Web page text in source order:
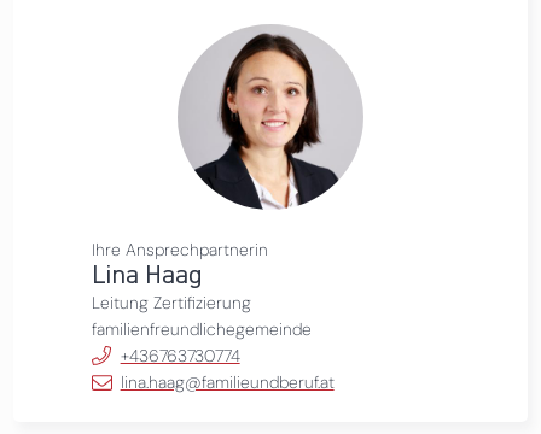
Ihre Ansprechpartnerin
Lina Haag
Leitung Zertifizierung
familienfreundlichegemeinde
+436763730774
lina.haag@familieundberuf.at